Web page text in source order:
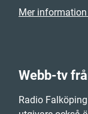
Mer
Webb-tv
Radio